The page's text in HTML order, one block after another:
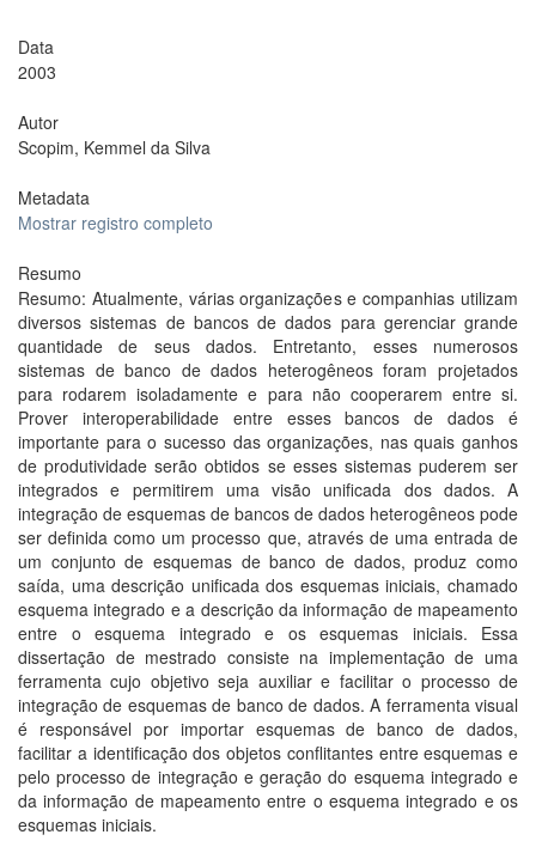
Data
2003
Autor
Scopim, Kemmel da Silva
Metadata
Mostrar registro completo
Resumo
Resumo: Atualmente, várias organizações e companhias utilizam
diversos sistemas de bancos de dados para gerenciar grande
quantidade de seus dados. Entretanto, esses numerosos
sistemas de banco de dados heterogêneos foram projetados
para rodarem isoladamente e para não cooperarem entre si.
Prover interoperabilidade entre esses bancos de dados é
importante para o sucesso das organizações, nas quais ganhos
de produtividade serão obtidos se esses sistemas puderem ser
integrados e permitirem uma visão unificada dos dados. A
integração de esquemas de bancos de dados heterogêneos pode
ser definida como um processo que, através de uma entrada de
um conjunto de esquemas de banco de dados, produz como
saída, uma descrição unificada dos esquemas iniciais, chamado
esquema integrado e a descrição da informação de mapeamento
entre o esquema integrado e os esquemas iniciais. Essa
dissertação de mestrado consiste na implementação de uma
ferramenta cujo objetivo seja auxiliar e facilitar o processo de
integração de esquemas de banco de dados. A ferramenta visual
é responsável por importar esquemas de banco de dados,
facilitar a identificação dos objetos conflitantes entre esquemas e
pelo processo de integração e geração do esquema integrado e
da informação de mapeamento entre o esquema integrado e os
esquemas iniciais.